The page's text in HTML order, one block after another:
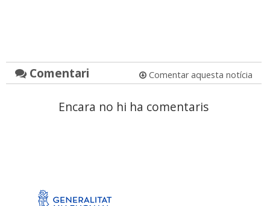
Comentari Comentar aquesta notícia
Encara no hi ha comentaris